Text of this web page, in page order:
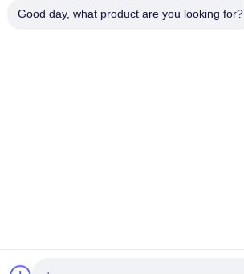
企業情報
Good day, what product are you looking for?